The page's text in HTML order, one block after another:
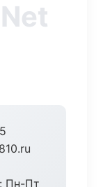
Пн-Пт